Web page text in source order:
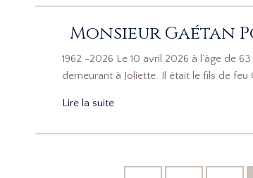
Monsieur Gaétan
1962 -2026 Le 10 avril 2026 à l’âge de
demeurant à Joliette. Il était le fils de feu
Lire la suite